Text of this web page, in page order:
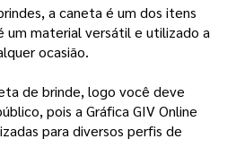
a caneta é um dos itens
um material versátil e utilizado a
ocasião.
de brinde, logo você deve
pois a Gráfica GIV Online
para diversos perfis de